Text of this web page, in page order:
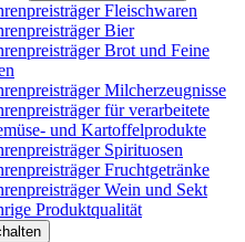
Fleischwaren
Bier
Brot und Feine
Milcherzeugnisse
für verarbeitete
und Kartoffelprodukte
Spirituosen
Fruchtgetränke
Wein und Sekt
Produktqualität